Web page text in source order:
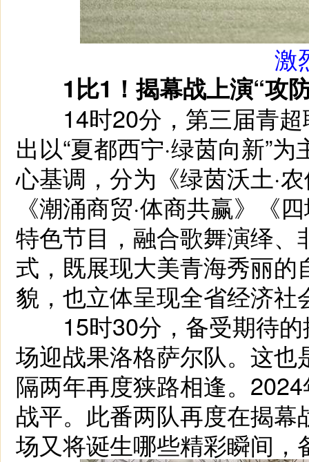
激
1比1！揭幕战上演“攻
14时20分，第三届青超
出以“夏都西宁·绿茵向新”
心基调，分为《绿茵沃土·
《潮涌商贸·体商共赢》《
特色节目，融合歌舞演绎
式，既展现大美青海秀丽
貌，也立体呈现全省经济
15时30分，备受期待的
场迎战果洛格萨尔队。这
隔两年再度狭路相逢。
战平。此番两队再度在揭
场又将诞生哪些精彩瞬间，